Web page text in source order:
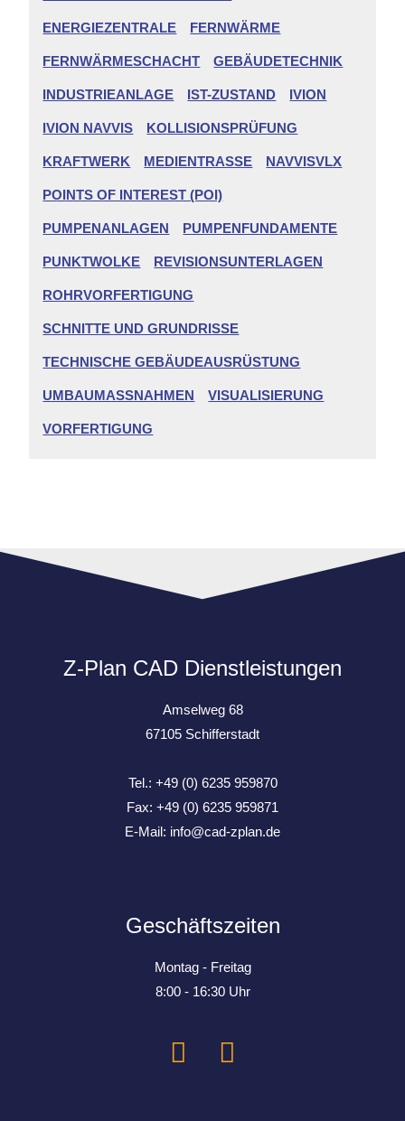
ENERGIEZENTRALE FERNWÄRME
FERNWÄRMESCHACHT GEBÄUDETECHNIK
INDUSTRIEANLAGE IST-ZUSTAND IVION
IVION NAVVIS KOLLISIONSPRÜFUNG
KRAFTWERK MEDIENTRASSE NAVVISVLX
POINTS OF INTEREST (POI)
PUMPENANLAGEN PUMPENFUNDAMENTE
PUNKTWOLKE REVISIONSUNTERLAGEN
ROHRVORFERTIGUNG
SCHNITTE UND GRUNDRISSE
TECHNISCHE GEBÄUDEAUSRÜSTUNG
UMBAUMASSNAHMEN VISUALISIERUNG
VORFERTIGUNG
Z-Plan CAD Dienstleistungen
Amselweg 68
67105 Schifferstadt
Tel.: +49 (0) 6235 959870
Fax: +49 (0) 6235 959871
E-Mail: info@cad-zplan.de
Geschäftszeiten
Montag - Freitag
8:00 - 16:30 Uhr